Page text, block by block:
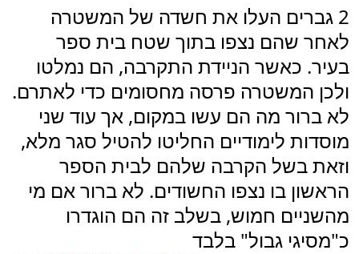
2 גברים העלו את חשדה של המשטרה
לאחר שהם נצפו בתוך שטח בית ספר
בעיר. כאשר הניידת התקרבה, הם נמלטו
ולכן המשטרה פרסה מחסומים כדי לאתרם.
לא ברור מה הם עשו במקום, אך עוד שני
מוסדות לימודיים החליטו להטיל סגר מלא,
וזאת בשל הקרבה שלהם לבית הספר
הראשון בו נצפו החשודים. לא ברור אם מי
מהשניים חמוש, בשלב זה הם הוגדרו
כ"מסיגי גבול" בלבד